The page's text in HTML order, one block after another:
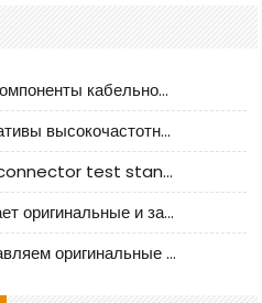
CNC Tech отечественные компоненты кабельной арматуры оценка и руководство по производственному внедрению
Анализ российской альтернативы высокочастотных кабельных колодцев I-PEX
CLIFF under the domestic connector test standard update
JST соединитель - предлагает оригинальные и заменяющие JST NSHR-02V-S соединители
JST соединитель - предоставляем оригинальные JST GHR-09V-S соединители и их аналоги